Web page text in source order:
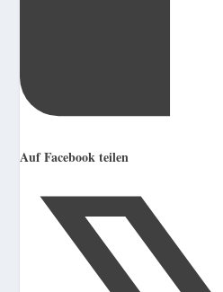
Auf Facebook teilen